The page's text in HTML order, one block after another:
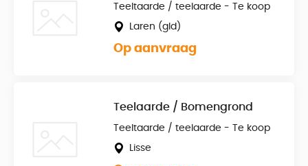
Teeltaarde / teelaarde - Te koop
Laren (gld)
Op aanvraag
Teelaarde / Bomengrond
Teeltaarde / teelaarde - Te koop
Lisse